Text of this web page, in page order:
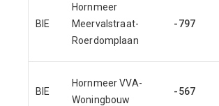
BIE
Hornmeer
Meervalstraat-
Roerdomplaan
-797
BIE
Hornmeer VVA-
Woningbouw
-567